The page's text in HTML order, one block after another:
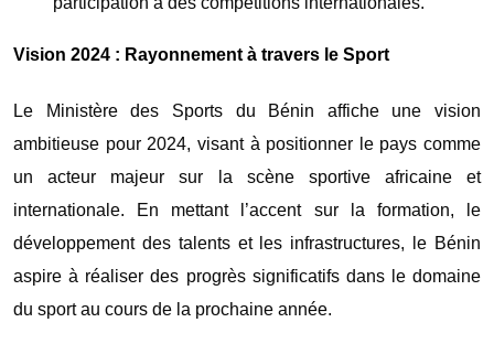
Vision 2024 : Rayonnement à travers le Sport
Le Ministère des Sports du Bénin affiche une vision
ambitieuse pour 2024, visant à positionner le pays comme
un acteur majeur sur la scène sportive africaine et
internationale. En mettant l’accent sur la formation, le
développement des talents et les infrastructures, le Bénin
aspire à réaliser des progrès significatifs dans le domaine
du sport au cours de la prochaine année.